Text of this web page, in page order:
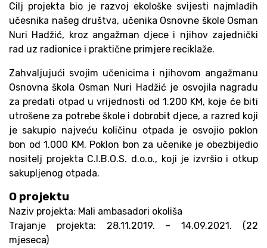
Cilj projekta bio je razvoj ekološke svijesti najmlađih
učesnika našeg društva, učenika Osnovne škole Osman
Nuri Hadžić, kroz angažman djece i njihov zajednički
rad uz radionice i praktične primjere reciklaže.
Zahvaljujući svojim učenicima i njihovom angažmanu
Osnovna škola Osman Nuri Hadžić je osvojila nagradu
za predati otpad u vrijednosti od 1.200 KM, koje će biti
utrošene za potrebe škole i dobrobit djece, a razred koji
je sakupio najveću količinu otpada je osvojio poklon
bon od 1.000 KM. Poklon bon za učenike je obezbijedio
nositelj projekta C.I.B.O.S. d.o.o., koji je izvršio i otkup
sakupljenog otpada.
O projektu
Naziv projekta: Mali ambasadori okoliša
Trajanje projekta: 28.11.2019. – 14.09.2021. (22
mjeseca)